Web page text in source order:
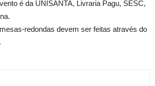
é da UNISANTA, Livraria Pagu, SESC,
redondas devem ser feitas através do